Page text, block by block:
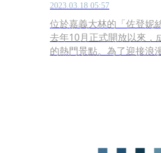
2023.03.18 05:57
位於嘉義大林的「佐登妮
去年10月正式開放以來，
的熱門景點。為了迎接浪